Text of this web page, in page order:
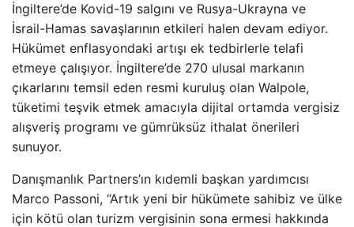
İngiltere’de Kovid-19 salgını ve Rusya-Ukrayna ve
İsrail-Hamas savaşlarının etkileri halen devam ediyor.
Hükümet enflasyondaki artışı ek tedbirlerle telafi
etmeye çalışıyor. İngiltere’de 270 ulusal markanın
çıkarlarını temsil eden resmi kuruluş olan Walpole,
tüketimi teşvik etmek amacıyla dijital ortamda vergisiz
alışveriş programı ve gümrüksüz ithalat önerileri
sunuyor.
Danışmanlık Partners’ın kıdemli başkan yardımcısı
Marco Passoni, “Artık yeni bir hükümete sahibiz ve ülke
için kötü olan turizm vergisinin sona ermesi hakkında